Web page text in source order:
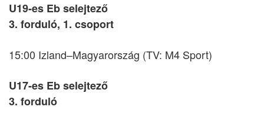
U19-es Eb selejtező
3. forduló, 1. csoport
15:00 Izland–Magyarország (TV: M4 Sport)
U17-es Eb selejtező
3. forduló